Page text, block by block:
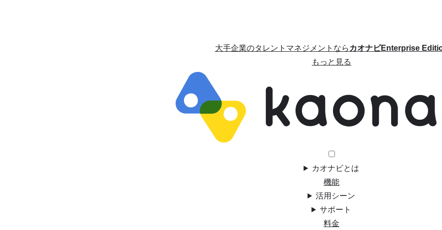
大手企業のタレントマネジメントならカオナビEnterprise
もっと見る
カオナビとは
機能
活用シーン
サポート
料金